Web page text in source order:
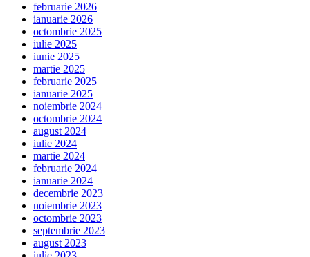
februarie 2026
ianuarie 2026
octombrie 2025
iulie 2025
iunie 2025
martie 2025
februarie 2025
ianuarie 2025
noiembrie 2024
octombrie 2024
august 2024
iulie 2024
martie 2024
februarie 2024
ianuarie 2024
decembrie 2023
noiembrie 2023
octombrie 2023
septembrie 2023
august 2023